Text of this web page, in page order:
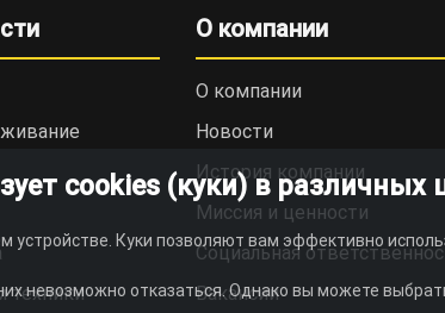
техники
О компании
О компании
Новости
История компании
Миссия и ценности
Социальная
Вакансии
cookies (куки) в различных
устройстве. Куки позволяют вам эффективно
невозможно отказаться. Однако вы можете